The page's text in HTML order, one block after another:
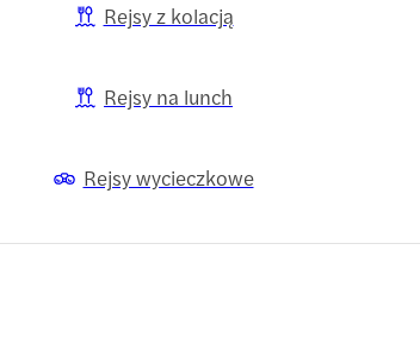
Rejsy z kolacją
Rejsy na lunch
Rejsy wycieczkowe